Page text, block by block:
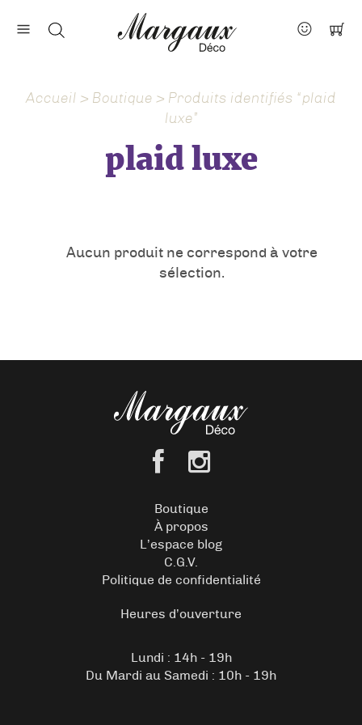
Nos marques
À propos
Actus
Accueil > Boutique > Produits identifiés “plaid
luxe”
plaid luxe
Aucun produit ne correspond à votre
sélection.
Boutique
À propos
L’espace blog
C.G.V.
Politique de confidentialité
Heures d’ouverture
Lundi : 14h - 19h
Du Mardi au Samedi : 10h - 19h